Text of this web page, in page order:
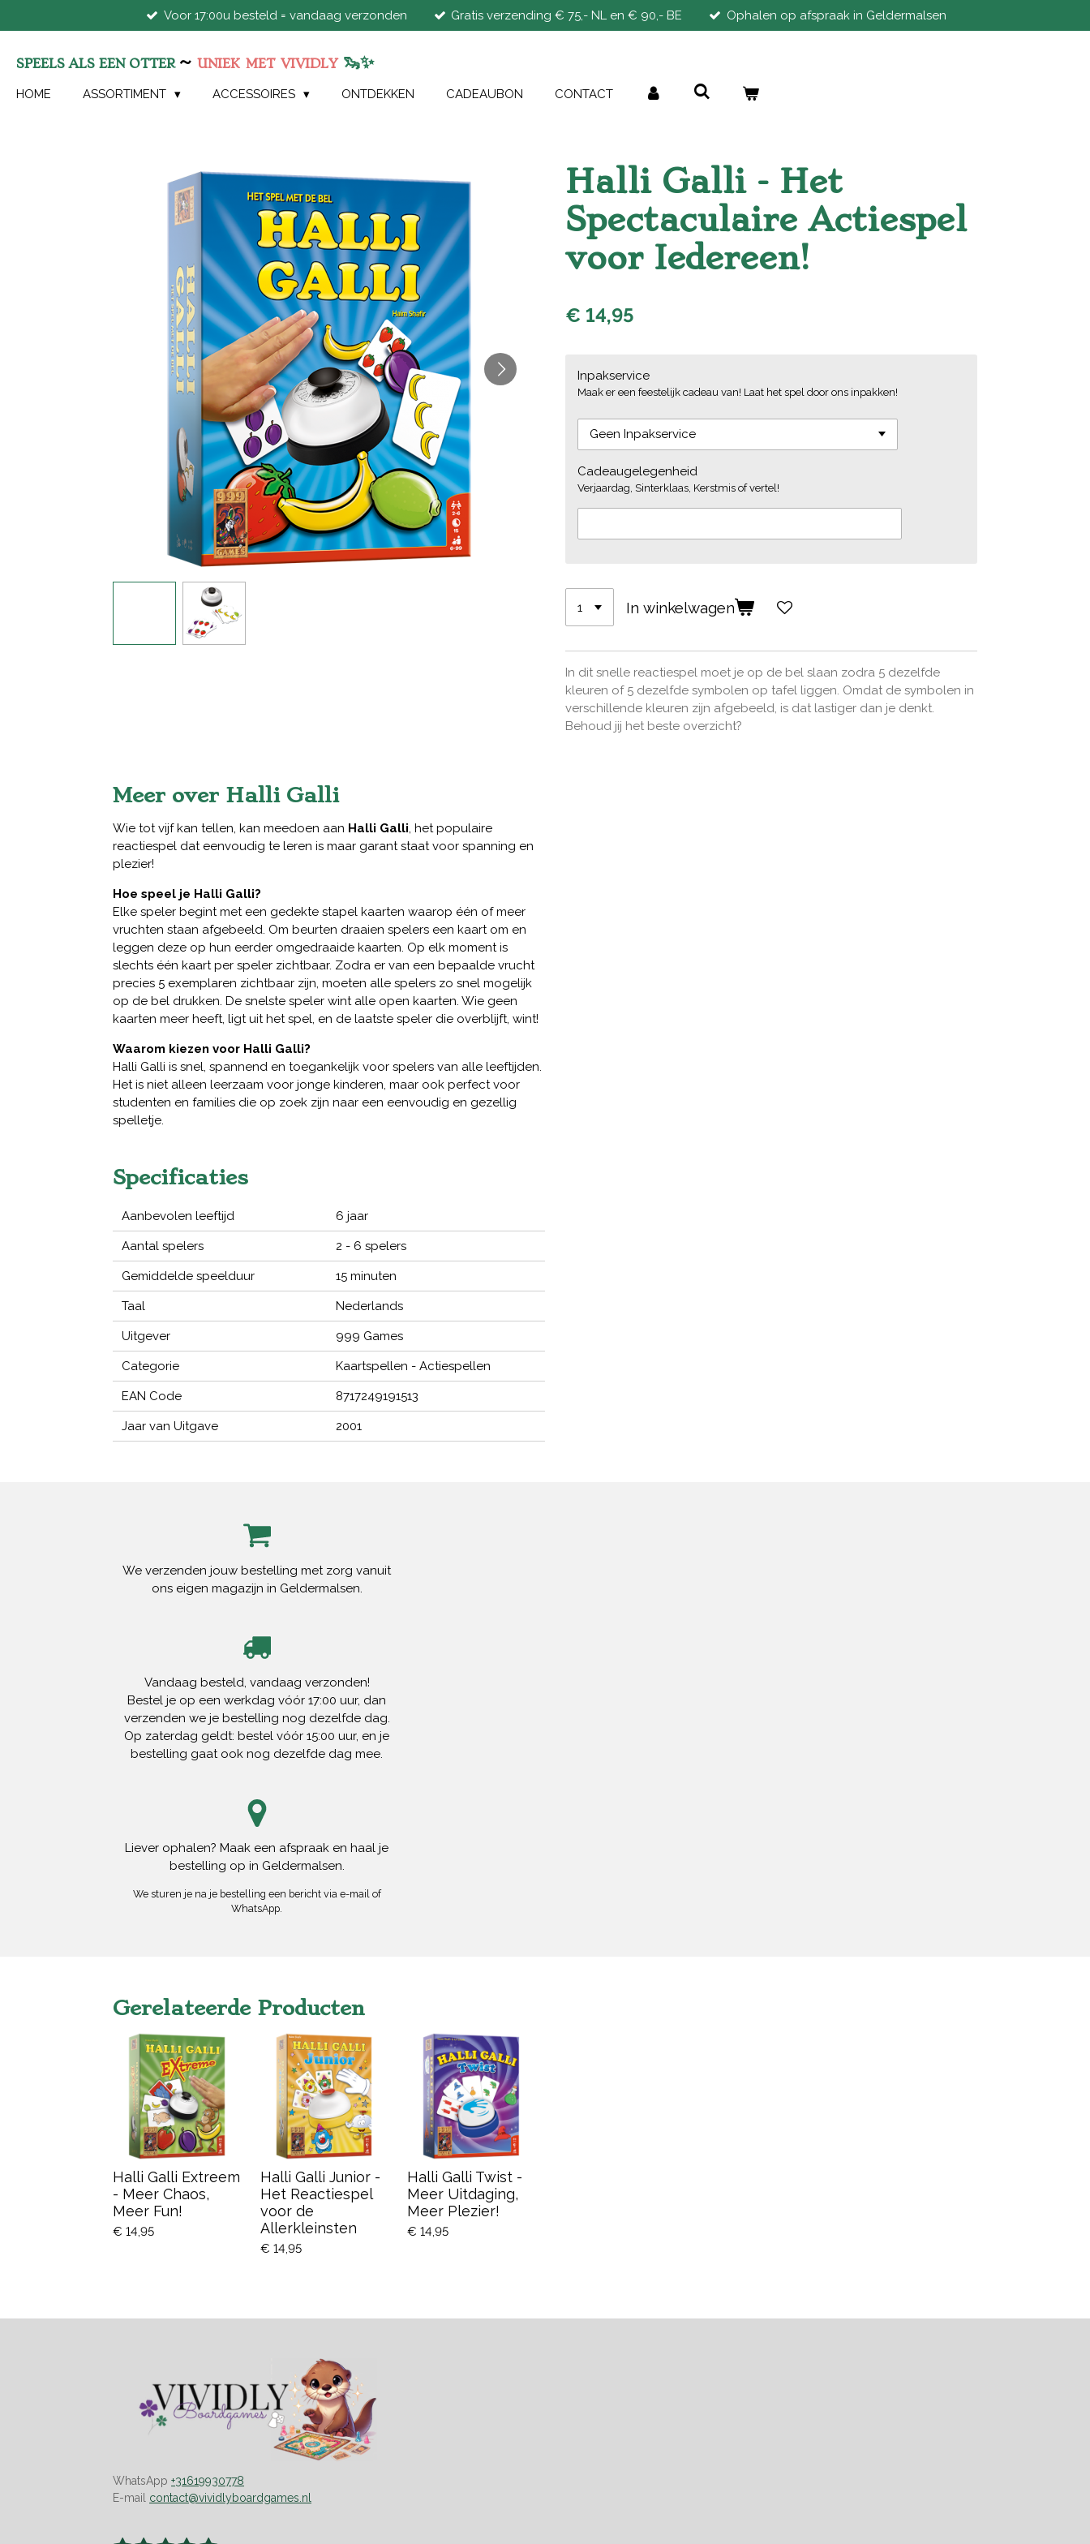
direct
de
hoofdinhoud
Voor 17:00u besteld = vandaag verzonden Gratis verzending € 75,- NL en € 90,- BE Ophalen op afspraak in Geldermalsen
SPEELS ALS EEN OTTER ~ UNIEK MET VIVIDLY 🦦✨
HOME ASSORTIMENT ACCESSOIRES ONTDEKKEN CADEAUBON CONTACT
Halli Galli - Het
Spectaculaire Actiespel
voor Iedereen!
€ 14,95
Inpakservice
Maak er een feestelijk cadeau van! Laat het spel door ons inpakken!
Cadeaugelegenheid
Verjaardag, Sinterklaas, Kerstmis of vertel!
In winkelwagen
In dit snelle reactiespel moet je op de bel slaan zodra 5 dezelfde
kleuren of 5 dezelfde symbolen op tafel liggen. Omdat de symbolen in
verschillende kleuren zijn afgebeeld, is dat lastiger dan je denkt.
Behoud jij het beste overzicht?
Meer over Halli Galli
Wie tot vijf kan tellen, kan meedoen aan Halli Galli, het populaire
reactiespel dat eenvoudig te leren is maar garant staat voor spanning en
plezier!
Hoe speel je Halli Galli?
Elke speler begint met een gedekte stapel kaarten waarop één of meer
vruchten staan afgebeeld. Om beurten draaien spelers een kaart om en
leggen deze op hun eerder omgedraaide kaarten. Op elk moment is
slechts één kaart per speler zichtbaar. Zodra er van een bepaalde vrucht
precies 5 exemplaren zichtbaar zijn, moeten alle spelers zo snel mogelijk
op de bel drukken. De snelste speler wint alle open kaarten. Wie geen
kaarten meer heeft, ligt uit het spel, en de laatste speler die overblijft, wint!
Waarom kiezen voor Halli Galli?
Halli Galli is snel, spannend en toegankelijk voor spelers van alle leeftijden.
Het is niet alleen leerzaam voor jonge kinderen, maar ook perfect voor
studenten en families die op zoek zijn naar een eenvoudig en gezellig
spelletje.
Specificaties
Aanbevolen leeftijd 6 jaar
Aantal spelers 2 - 6 spelers
Gemiddelde speelduur 15 minuten
Taal Nederlands
Uitgever 999 Games
Categorie Kaartspellen - Actiespellen
EAN Code 8717249191513
Jaar van Uitgave 2001
We verzenden jouw bestelling met zorg vanuit
ons eigen magazijn in Geldermalsen.
Vandaag besteld, vandaag verzonden!
Bestel je op een werkdag vóór 17:00 uur, dan
verzenden we je bestelling nog dezelfde dag.
Op zaterdag geldt: bestel vóór 15:00 uur, en je
bestelling gaat ook nog dezelfde dag mee.
Liever ophalen? Maak een afspraak en haal je
bestelling op in Geldermalsen.
We sturen je na je bestelling een bericht via e-mail of
WhatsApp.
Gerelateerde Producten
Halli Galli Extreem
- Meer Chaos,
Meer Fun!
€ 14,95
Halli Galli Junior -
Het Reactiespel
voor de
Allerkleinsten
€ 14,95
Halli Galli Twist -
Meer Uitdaging,
Meer Plezier!
€ 14,95
WhatsApp +31619930778
E-mail contact@vividlyboardgames.nl